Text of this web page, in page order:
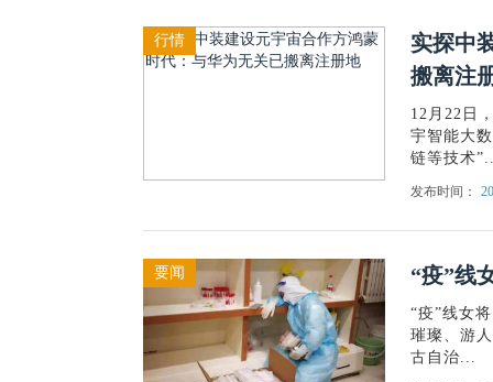
行情
实探中
搬离注
12月22日
宇智能大
链等技术
发布时间：
要闻 “疫”线
“疫”线女
璀璨、游
古自治...